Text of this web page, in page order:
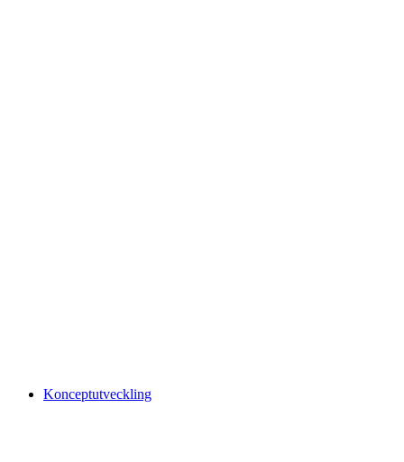
Konceptutveckling